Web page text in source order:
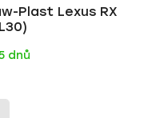
Plast Lexus RX
dnů